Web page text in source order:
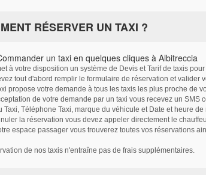
RÉSERVER UN TAXI ?
un taxi en quelques cliques à Albitreccia
à votre disposition un système de Devis et Tarif de taxis
tout d'abord remplir le formulaire de réservation et valider
propose votre demande à tous les taxis les plus proche de
de votre demande par un taxi vous recevez un SMS
Téléphone Taxi, marque du véhicule et Date et heure de
la réservation vous devez appeler directement le
espace passager vous trouverez toutes vos réservations
de nos taxis n'entraîne pas de frais supplémentaires.